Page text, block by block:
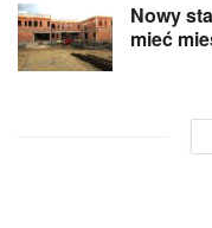
Nowy
mieć